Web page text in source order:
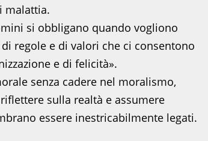
malattia.
si obbligano quando vogliono
regole e di valori che ci consentono
e di felicità».
senza cadere nel moralismo,
sulla realtà e assumere
essere inestricabilmente legati.